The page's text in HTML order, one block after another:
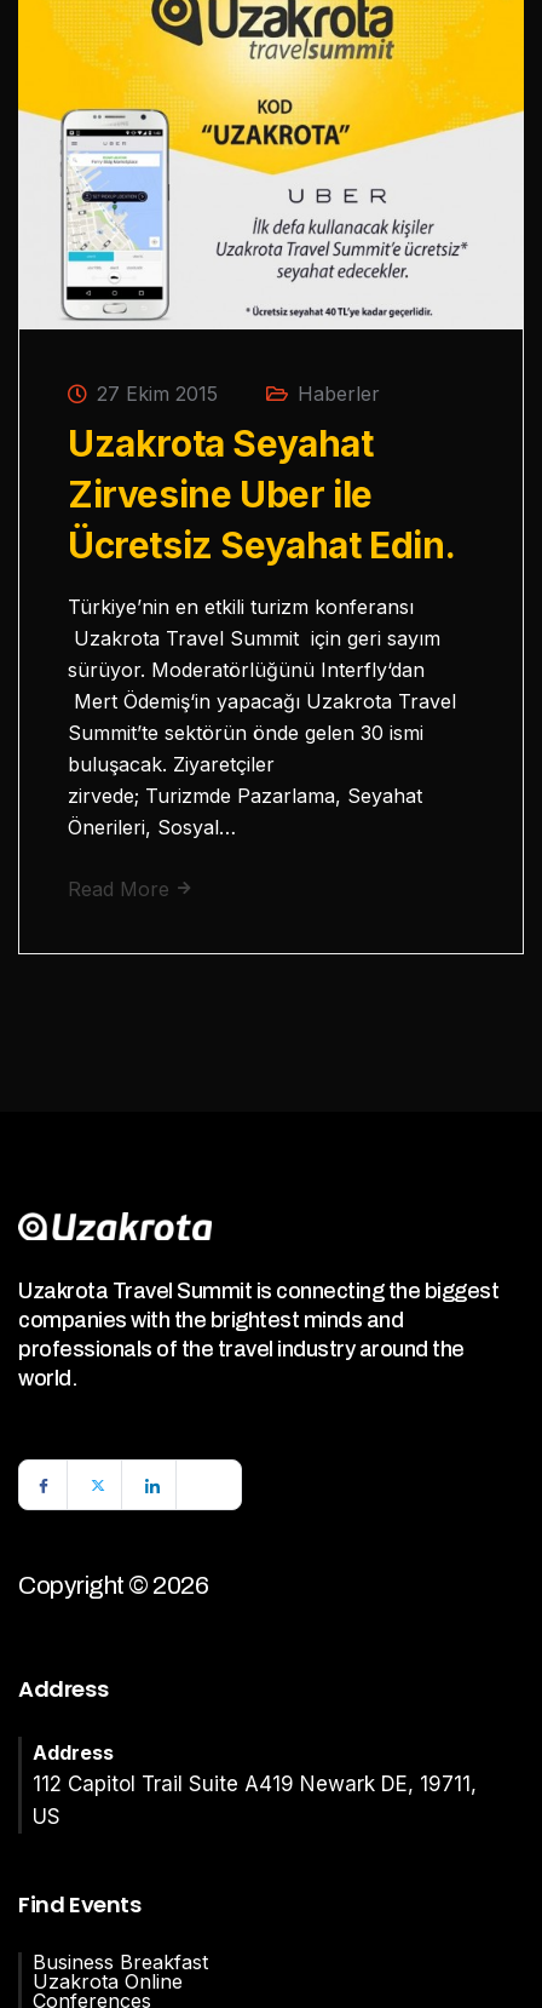
27 Ekim 2015 Haberler
Uzakrota Seyahat
Zirvesine Uber ile
Ücretsiz Seyahat Edin.
Türkiye’nin en etkili turizm konferansı
Uzakrota Travel Summit için geri sayım
sürüyor. Moderatörlüğünü Interfly‘dan
Mert Ödemiş‘in yapacağı Uzakrota Travel
Summit’te sektörün önde gelen 30 ismi
buluşacak. Ziyaretçiler
zirvede; Turizmde Pazarlama, Seyahat
Önerileri, Sosyal…
Read More
Uzakrota Travel Summit is connecting the biggest
companies with the brightest minds and
professionals of the travel industry around the
world.
Copyright © 2026
Address
Address
112 Capitol Trail Suite A419 Newark DE, 19711,
US
Find Events
Business Breakfast
Uzakrota Online
Conferences